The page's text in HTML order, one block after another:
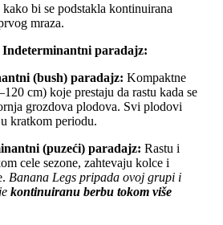
kako bi se podstakla kontinuirana
mraza.
paradajz:
(bush) paradajz: Kompaktne
cm) koje prestaju da rastu kada se
grozdova plodova. Svi plodovi
kratkom periodu.
(puzeći) paradajz: Rastu i
cele sezone, zahtevaju kolce i
Banana Legs pripada ovoj grupi i
kontinuiranu berbu tokom više